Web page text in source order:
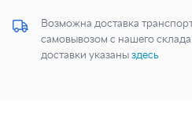
Возможна доставка
самовывозом с нашего
доставки указаныздесь